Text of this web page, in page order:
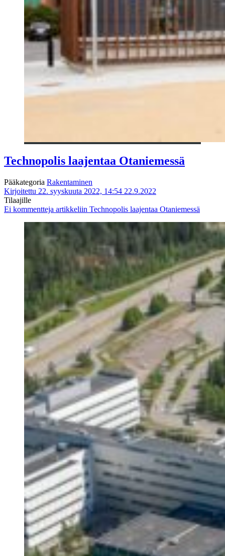
Technopolis laajentaa Otaniemessä
Pääkategoria Rakentaminen
Kirjoitettu 22. syyskuuta 2022, 14:54 22.9.2022
Tilaajille
Ei kommentteja artikkeliin Technopolis laajentaa Otaniemessä